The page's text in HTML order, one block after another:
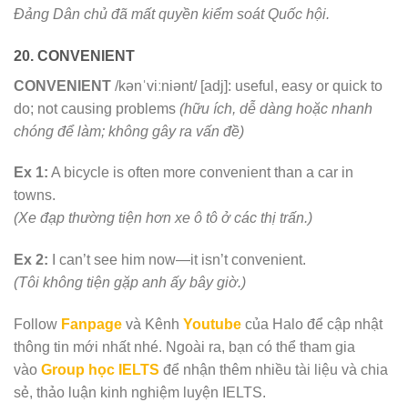
Đảng Dân chủ đã mất quyền kiểm soát Quốc hội.
20. CONVENIENT
CONVENIENT /kənˈviːniənt/ [adj]: useful, easy or quick to
do; not causing problems (hữu ích, dễ dàng hoặc nhanh
chóng để làm; không gây ra vấn đề)
Ex 1: A bicycle is often more convenient than a car in
towns.
(Xe đạp thường tiện hơn xe ô tô ở các thị trấn.)
Ex 2: I can’t see him now—it isn’t convenient.
(Tôi không tiện gặp anh ấy bây giờ.)
Follow Fanpage và Kênh Youtube của Halo để cập nhật
thông tin mới nhất nhé. Ngoài ra, bạn có thể tham gia
vào Group học IELTS để nhận thêm nhiều tài liệu và chia
sẻ, thảo luận kinh nghiệm luyện IELTS.